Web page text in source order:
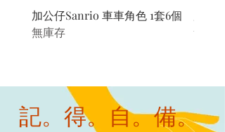
加公仔Sanrio 車車角色 1套6個
無庫存
無庫存
記。得。自。備。